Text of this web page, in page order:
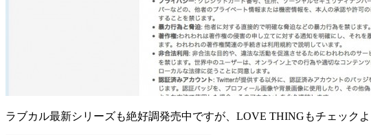
ラブカル最新シリーズも絶好調発売中ですが、LOVE THINGもチェックよ